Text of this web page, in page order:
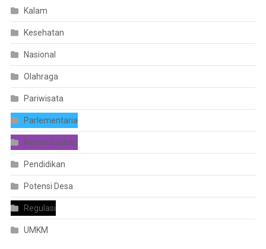
Kalam
Kesehatan
Nasional
Olahraga
Pariwisata
Parlementaria
Pemerintahan
Pendidikan
Potensi Desa
Regulasi
UMKM